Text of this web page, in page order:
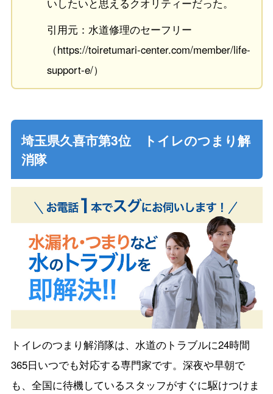
いしたいと思えるクオリティーだった。
引用元：水道修理のセーフリー
（https://toiretumari-center.com/member/life-
support-e/）
埼玉県久喜市第3位 トイレのつまり解
消隊
トイレのつまり解消隊は、水道のトラブルに24時間
365日いつでも対応する専門家です。深夜や早朝で
も、全国に待機しているスタッフがすぐに駆けつけま